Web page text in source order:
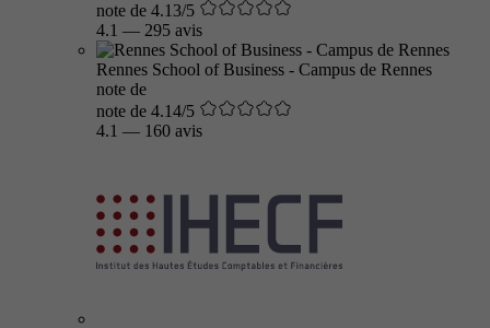
note de 4.13/5
4.1 — 295 avis
Rennes School of Business - Campus de Rennes
note de
note de 4.14/5
4.1 — 160 avis